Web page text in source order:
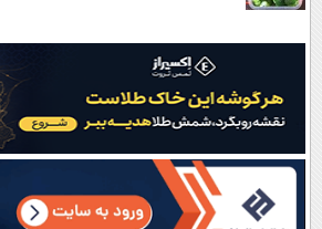
نظرسنجی
آب و هوا
سواد زندگی